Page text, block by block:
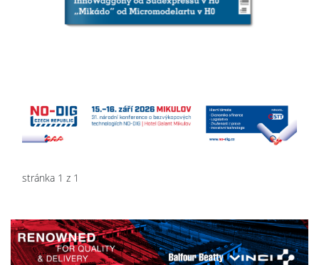
stránka 1 z 1